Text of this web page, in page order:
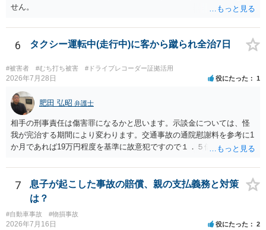
せん。
6 タクシー運転中(走行中)に客から蹴られ全治7日
#被害者 #むち打ち被害 #ドライブレコーダー証拠活用
2026年7月28日 役にたった 1
肥田 弘昭 弁護士
相手の刑事責任は傷害罪になるかと思います。示談金については、怪
我が完治する期間により変わります。交通事故の通院慰謝料を参考に1
か月であれば19万円程度を基準に故意犯ですので１．５倍か2倍程度す
上がるかと思います。ご参考にしてください。
7
息子が起こした事故の賠償、親の支払義務と対策
は？
#自動車事故 #物損事故
2026年7月16日 役にたった 2